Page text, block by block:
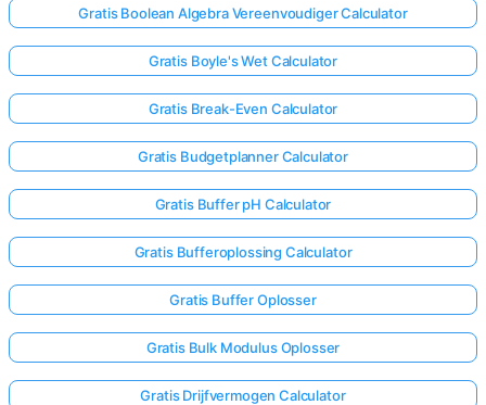
Gratis Boolean Algebra Vereenvoudiger Calculator
Gratis Boyle's Wet Calculator
Gratis Break-Even Calculator
Gratis Budgetplanner Calculator
Gratis Buffer pH Calculator
Gratis Bufferoplossing Calculator
Gratis Buffer Oplosser
Gratis Bulk Modulus Oplosser
Gratis Drijfvermogen Calculator